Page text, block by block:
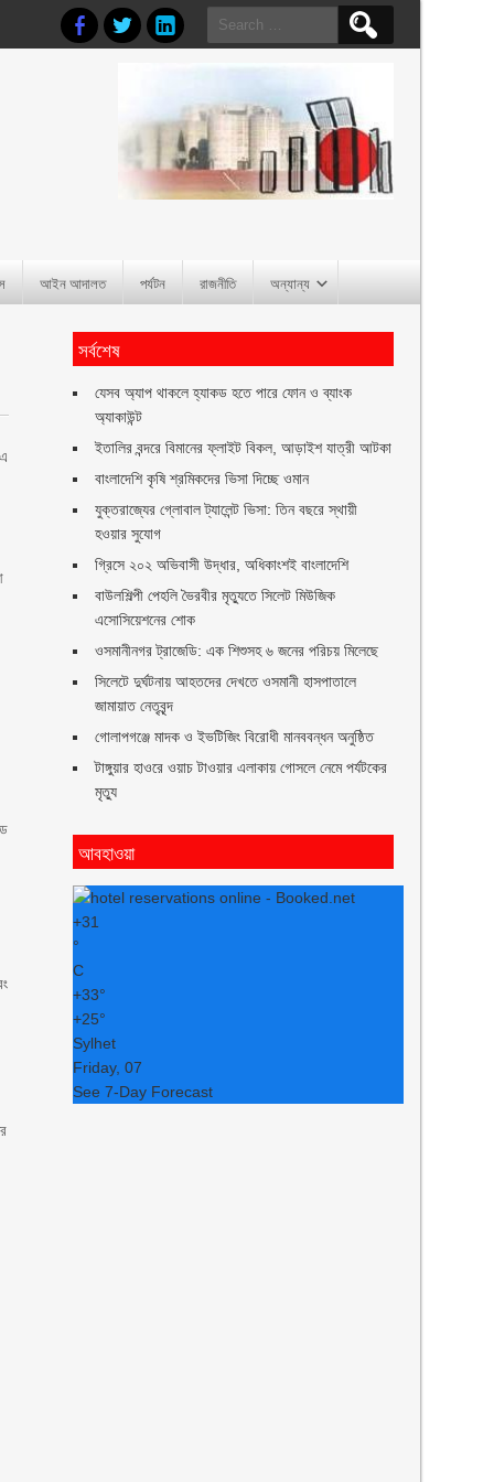
Search
for:
আইন আদালত পর্যটন রাজনীতি অন্যান্য
সর্বশেষ
যেসব অ্যাপ থাকলে হ্যাকড হতে পারে ফোন ও ব্যাংক
অ্যাকাউন্ট
ইতালির বন্দরে বিমানের ফ্লাইট বিকল, আড়াইশ যাত্রী আটকা
বাংলাদেশি কৃষি শ্রমিকদের ভিসা দিচ্ছে ওমান
যুক্তরাজ্যের গ্লোবাল ট্যালেন্ট ভিসা: তিন বছরে স্থায়ী
হওয়ার সুযোগ
গ্রিসে ২০২ অভিবাসী উদ্ধার, অধিকাংশই বাংলাদেশি
বাউলশিল্পী পেহলি ভৈরবীর মৃত্যুতে সিলেট মিউজিক
এসোসিয়েশনের শোক
ওসমানীনগর ট্রাজেডি: এক শিশুসহ ৬ জনের পরিচয় মিলেছে
সিলেটে দুর্ঘটনায় আহতদের দেখতে ওসমানী হাসপাতালে
জামায়াত নেতৃবৃন্দ
গোলাপগঞ্জে মাদক ও ইভটিজিং বিরোধী মানববন্ধন অনুষ্ঠিত
টাঙ্গুয়ার হাওরে ওয়াচ টাওয়ার এলাকায় গোসলে নেমে পর্যটকের
মৃত্যু
আবহাওয়া
+31
°
C
+33°
+25°
Sylhet
Friday, 07
See 7-Day Forecast